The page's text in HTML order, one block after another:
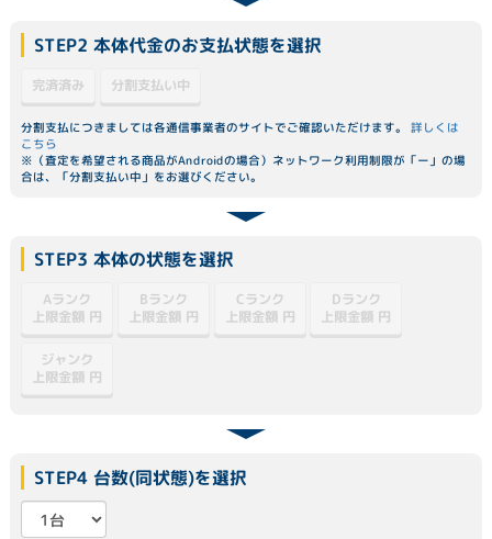
STEP2 本体代金のお支払状態を選択
完済済み 分割支払い中
分割支払につきましては各通信事業者のサイトでご確認いただけます。詳しくは
こちら
※（査定を希望される商品がAndroidの場合）ネットワーク利用制限が「ー」の場
合は、「分割支払い中」をお選びください。
STEP3 本体の状態を選択
Aランク
上限金額 円
Bランク
上限金額 円
Cランク
上限金額 円
Dランク
上限金額 円
ジャンク
上限金額 円
STEP4 台数(同状態)を選択